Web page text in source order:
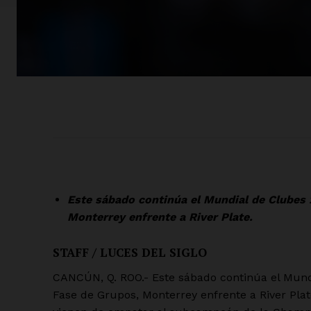
Este sábado continúa el Mundial de
Monterrey enfrente a River Plate.
STAFF / LUCES DEL SIGLO
CANCÚN, Q. ROO.- Este sábado continúa el
Fase de Grupos, Monterrey enfrente a River